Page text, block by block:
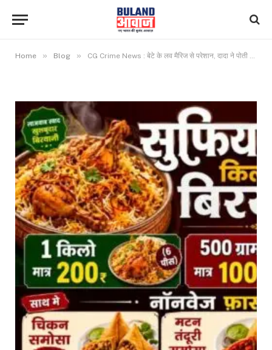
Home » Blog » CG Crime News : बेटे के लव मैरिज से परेशान, दादा ने पोती का किया मर्डर